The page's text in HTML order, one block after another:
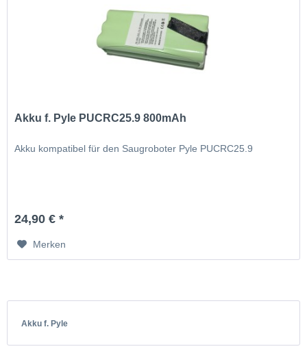
Akku f. Pyle PUCRC25.9 800mAh
Akku kompatibel für den Saugroboter Pyle PUCRC25.9
24,90 € *
Merken
Akku f. Pyle